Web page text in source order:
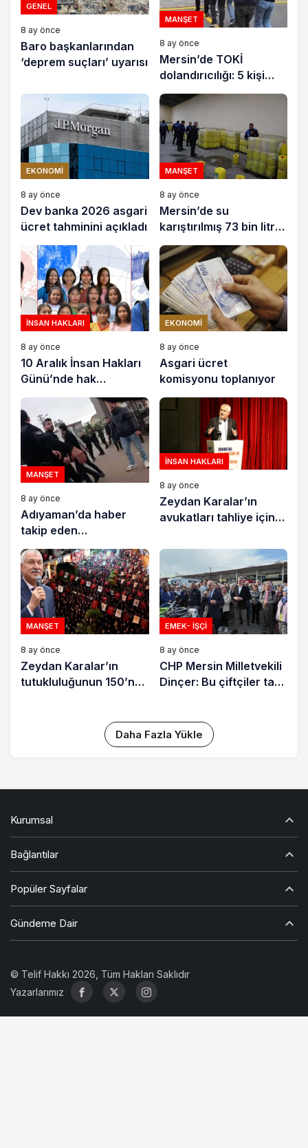
GENEL
8 ay önce
Baro başkanlarından
‘deprem suçları’ uyarısı
MANŞET
8 ay önce
Mersin’de TOKİ
dolandırıcılığı: 5 kişi
tutuklandı
EKONOMI
8 ay önce
Dev banka 2026 asgari
ücret tahminini açıkladı
MANŞET
8 ay önce
Mersin’de su
karıştırılmış 73 bin litre
sıvı yağ ele geçirildi
İNSAN HAKLARI
8 ay önce
10 Aralık İnsan Hakları
Günü’nde hak
savunucuları için
destek çağrısı
EKONOMI
8 ay önce
Asgari ücret
komisyonu toplanıyor
MANŞET
8 ay önce
Adıyaman’da haber
takip eden
gazetecilere polis
şiddeti
İNSAN HAKLARI
8 ay önce
Zeydan Karalar’ın
avukatları tahliye için
MANŞET
8 ay önce
Zeydan Karalar’ın
tutukluluğunun 150’nci
EMEK- İŞÇI
8 ay önce
CHP Mersin Milletvekili
Dinçer: Bu çiftçiler taş
Daha Fazla Yükle
Kurumsal
Bağlantılar
Popüler Sayfalar
Gündeme Dair
© Telif Hakkı 2026, Tüm Hakları Saklıdır
Yazarlarımız